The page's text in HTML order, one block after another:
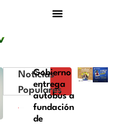
Noticias
Populares
Gobierno
entrega
autobús a
fundación
de